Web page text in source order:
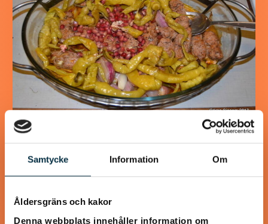
Samtycke Information Om
Åldersgräns och kakor
Denna webbplats innehåller information om
Turkisk köfte
En längtan till Turkisk mat